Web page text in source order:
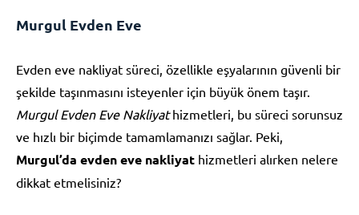
Murgul Evden Eve
Evden eve nakliyat süreci, özellikle eşyalarının güvenli bir
şekilde taşınmasını isteyenler için büyük önem taşır.
Murgul Evden Eve Nakliyathizmetleri, bu süreci sorunsuz
ve hızlı bir biçimde tamamlamanızı sağlar. Peki,
Murgul’da evden eve nakliyat hizmetleri alırken nelere
dikkat etmelisiniz?